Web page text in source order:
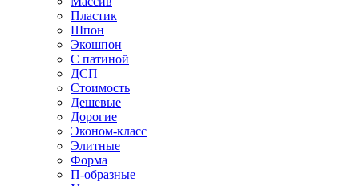
Пластик
Шпон
Экошпон
С патиной
ДСП
Стоимость
Дешевые
Дорогие
Эконом-класс
Элитные
Форма
П-образные